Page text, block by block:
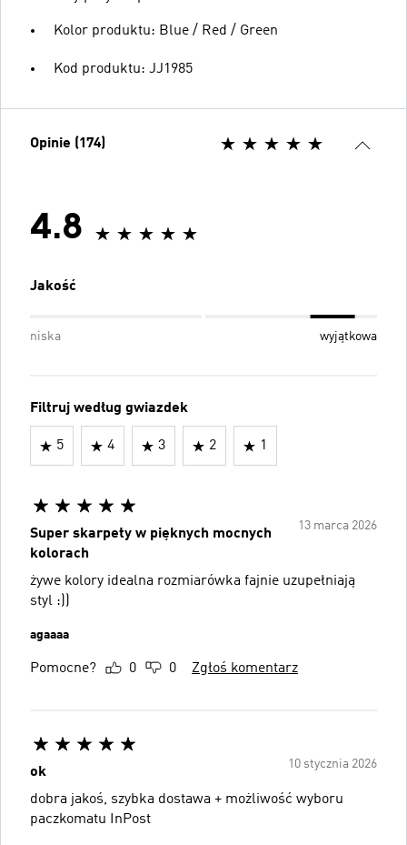
Kolor produktu: Blue / Red / Green
Kod produktu: JJ1985
Opinie (174)
4.8
Jakość
niska wyjątkowa
Filtruj według gwiazdek
5 4 3 2 1
13 marca 2026
Super skarpety w pięknych mocnych
kolorach
żywe kolory idealna rozmiarówka fajnie uzupełniają
styl :))
agaaaa
Pomocne? 0 0 Zgłoś komentarz
10 stycznia 2026
ok
dobra jakoś, szybka dostawa + możliwość wyboru
paczkomatu InPost